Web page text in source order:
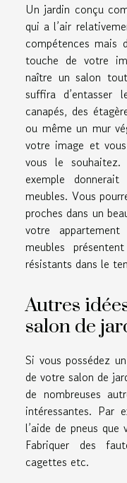
Un jardin conçu
qui a l’air
compétences
touche de votre
naître un salon
suffira d’entasser
canapés, des
ou même un mur
votre image et
vous le
exemple
meubles. Vous
proches dans un
votre
meubles
résistants dans le
Autres
salon de
Si vous possédez
de votre salon de
de nombreuses
intéressantes. Par
l’aide de pneus
Fabriquer des
cagettes etc.